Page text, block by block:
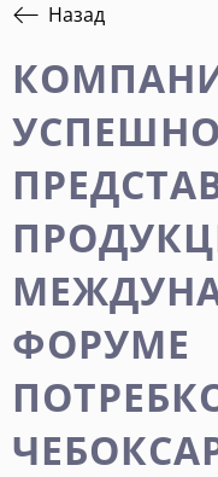
Назад
УСПЕШНО
ФОРУМЕ